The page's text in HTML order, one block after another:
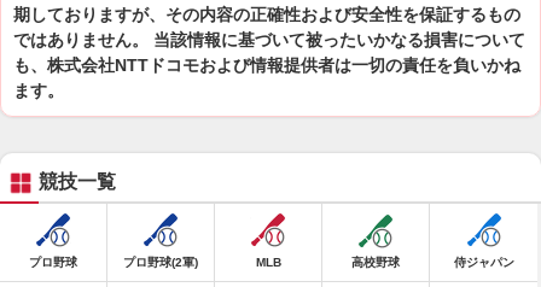
期しておりますが、その内容の正確性および安全性を保証するもの
ではありません。 当該情報に基づいて被ったいかなる損害について
も、株式会社NTTドコモおよび情報提供者は一切の責任を負いかね
ます。
競技一覧
プロ野球 プロ野球(2軍) MLB 高校野球 侍ジャパン